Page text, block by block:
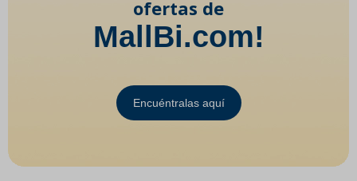
ofertas de
MallBi.com!
Encuéntralas aquí